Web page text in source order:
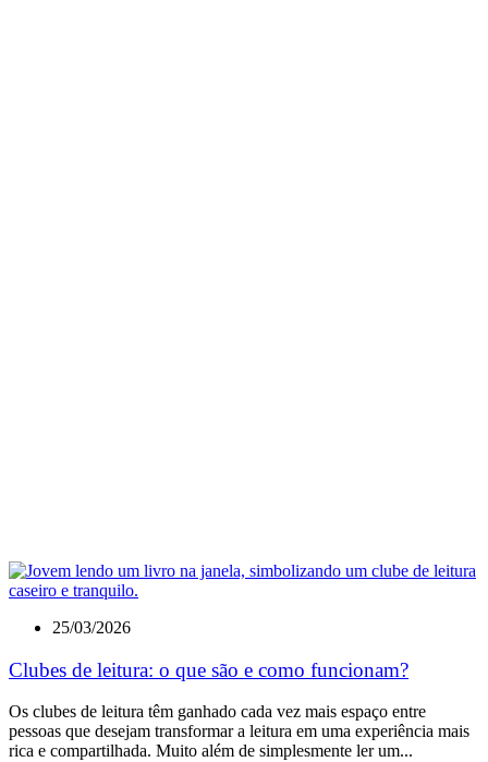
25/03/2026
Clubes de leitura: o que são e como funcionam?
Os clubes de leitura têm ganhado cada vez mais espaço entre
pessoas que desejam transformar a leitura em uma experiência mais
rica e compartilhada. Muito além de simplesmente ler um...